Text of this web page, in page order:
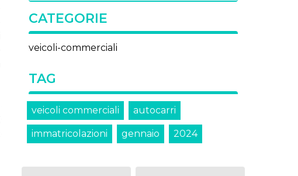
CATEGORIE
veicoli-commerciali
TAG
veicoli commerciali autocarri
immatricolazioni gennaio 2024